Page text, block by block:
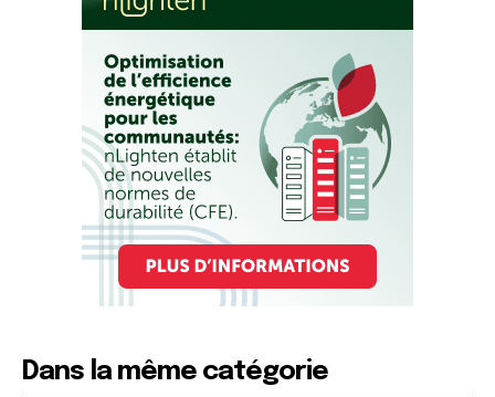
Dans la même catégorie